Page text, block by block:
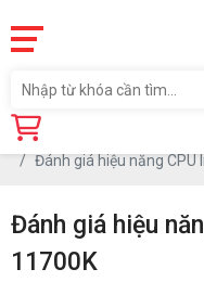
Trang chủ
Đánh giá hiệu năng CPU
Đánh giá hiệu
11700K